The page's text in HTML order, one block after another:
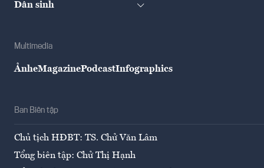
Dân sinh
Multimedia
ẢnheMagazinePodcastInfographics
Ban Biên tập
Chủ tịch HĐBT: TS. Chử Văn Lâm
Tổng biên tập: Chử Thị Hạnh